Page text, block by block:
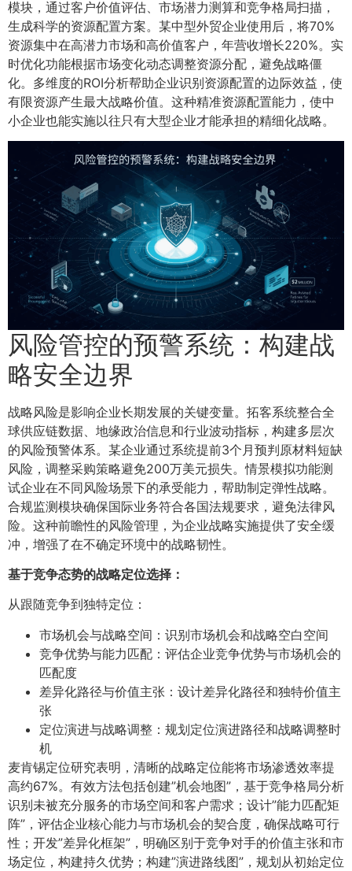
模块，通过客户价值评估、市场潜力测算和竞争格局扫描，
生成科学的资源配置方案。某中型外贸企业使用后，将70%
资源集中在高潜力市场和高价值客户，年营收增长220%。实
时优化功能根据市场变化动态调整资源分配，避免战略僵
化。多维度的ROI分析帮助企业识别资源配置的边际效益，使
有限资源产生最大战略价值。这种精准资源配置能力，使中
小企业也能实施以往只有大型企业才能承担的精细化战略。
风险管控的预警系统：构建战
略安全边界
战略风险是影响企业长期发展的关键变量。拓客系统整合全
球供应链数据、地缘政治信息和行业波动指标，构建多层次
的风险预警体系。某企业通过系统提前3个月预判原材料短缺
风险，调整采购策略避免200万美元损失。情景模拟功能测
试企业在不同风险场景下的承受能力，帮助制定弹性战略。
合规监测模块确保国际业务符合各国法规要求，避免法律风
险。这种前瞻性的风险管理，为企业战略实施提供了安全缓
冲，增强了在不确定环境中的战略韧性。
基于竞争态势的战略定位选择：
从跟随竞争到独特定位：
市场机会与战略空间：识别市场机会和战略空白空间
竞争优势与能力匹配：评估企业竞争优势与市场机会的
匹配度
差异化路径与价值主张：设计差异化路径和独特价值主
张
定位演进与战略调整：规划定位演进路径和战略调整时
机
麦肯锡定位研究表明，清晰的战略定位能将市场渗透效率提
高约67%。有效方法包括创建”机会地图”，基于竞争格局分析
识别未被充分服务的市场空间和客户需求；设计”能力匹配矩
阵”，评估企业核心能力与市场机会的契合度，确保战略可行
性；开发”差异化框架”，明确区别于竞争对手的价值主张和市
场定位，构建持久优势；构建”演进路线图”，规划从初始定位